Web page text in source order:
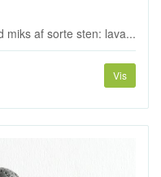
af sorte sten: lava...
Vis